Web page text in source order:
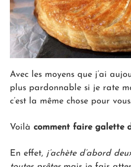
Avec les moyens que j’ai
plus pardonnable si je rate
c’est la même chose pour
Voilà comment faire galette
En effet, j’achète d’abord